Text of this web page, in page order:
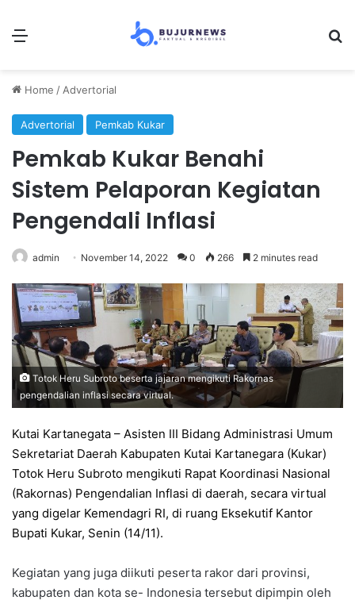
Home / Advertorial
Advertorial Pemkab Kukar
Pemkab Kukar Benahi
Sistem Pelaporan Kegiatan
Pengendali Inflasi
admin November 14, 2022 0 266 2 minutes read
Totok Heru Subroto beserta jajaran mengikuti Rakornas
pengendalian inflasi secara virtual.
Kutai Kartanegata – Asisten III Bidang Administrasi Umum
Sekretariat Daerah Kabupaten Kutai Kartanegara (Kukar)
Totok Heru Subroto mengikuti Rapat Koordinasi Nasional
(Rakornas) Pengendalian Inflasi di daerah, secara virtual
yang digelar Kemendagri RI, di ruang Eksekutif Kantor
Bupati Kukar, Senin (14/11).
Kegiatan yang juga diikuti peserta rakor dari provinsi,
kabupaten dan kota se- Indonesia tersebut dipimpin oleh